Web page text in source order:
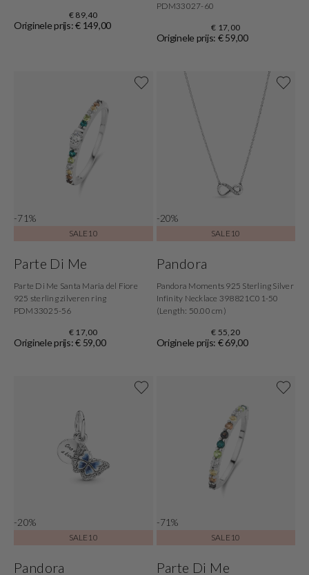
€ 89,40
Originele prijs: € 149,00
PDM33027-60
€ 17,00
Originele prijs: € 59,00
-71%
SALE10
Parte Di Me
Parte Di Me Santa Maria del Fiore
925 sterling zilveren ring
PDM33025-56
€ 17,00
Originele prijs: € 59,00
-20%
SALE10
Pandora
Pandora Moments 925 Sterling Silver
Infinity Necklace 398821C01-50
(Length: 50.00 cm)
€ 55,20
Originele prijs: € 69,00
-20%
SALE10
Pandora
-71%
SALE10
Parte Di Me